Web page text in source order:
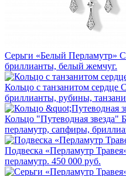
Серьги «Белый Перламутр»
бриллианты, белый жемчуг.
Кольцо с танзанитом сердце
бриллианты, рубины,
Кольцо "Путеводная звезда"
перламутр, сапфиры,
Подвеска «Перламутр
перламутр. 450 000 руб.